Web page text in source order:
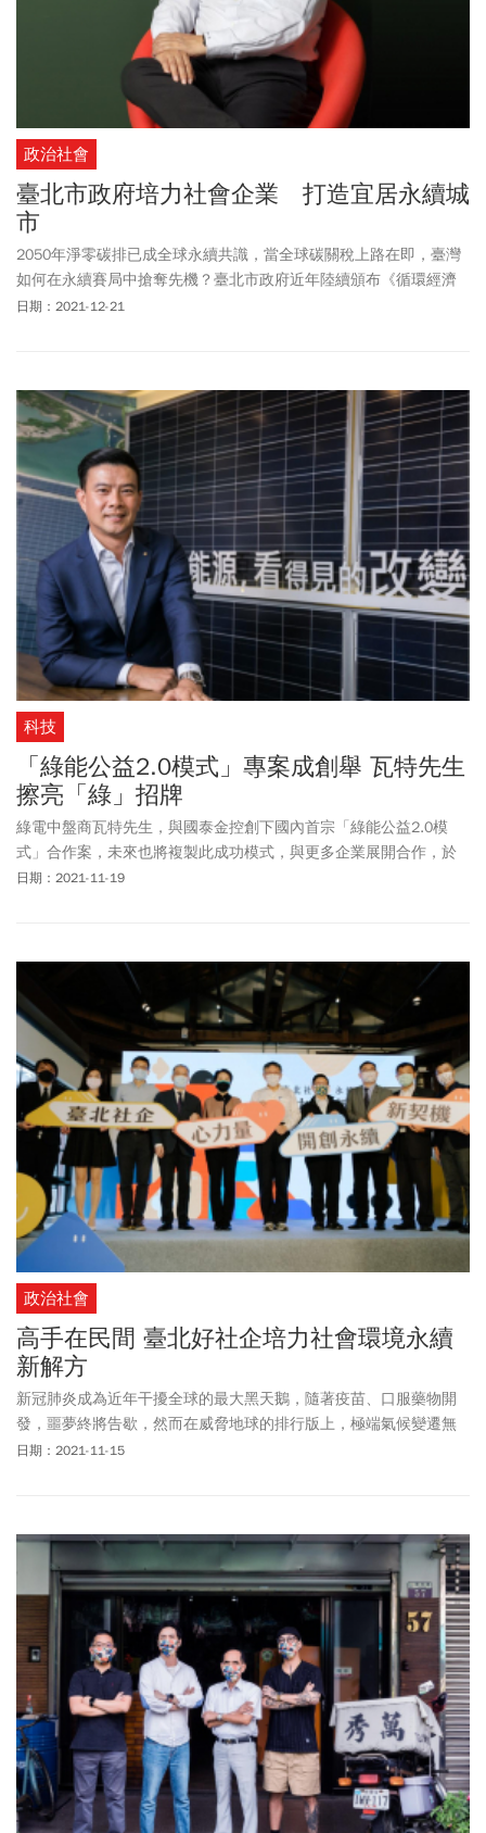
政治社會
臺北市政府培力社會企業 打造宜居永續城
市
2050年淨零碳排已成全球永續共識，當全球碳關稅上路在即，臺灣
如何在永續賽局中搶奪先機？臺北市政府近年陸續頒布《循環經濟
政策白皮書》，瞄準智慧零碳建築、提升綠運輸、運具電動化、再
日期：2021-12-21
科技
「綠能公益2.0模式」專案成創舉 瓦特先生
擦亮「綠」招牌
綠電中盤商瓦特先生，與國泰金控創下國內首宗「綠能公益2.0模
式」合作案，未來也將複製此成功模式，與更多企業展開合作，於
擴大臺灣再生能源市場的同時，也藉此造福更多偏鄉與弱勢族群。
日期：2021-11-19
政治社會
高手在民間 臺北好社企培力社會環境永續
新解方
新冠肺炎成為近年干擾全球的最大黑天鵝，隨著疫苗、口服藥物開
發，噩夢終將告歇，然而在威脅地球的排行版上，極端氣候變遷無
疑才是終極大魔王，影響力勢必更深更遠，各國領袖、企業領導人
會企業解題，針對食農創新、環境保護、社會採購、循環經濟集思
廣益，由公私部門攜手，找尋商業與永續新解方，將臺北打造為宜
居永續城市。
日期：2021-11-15